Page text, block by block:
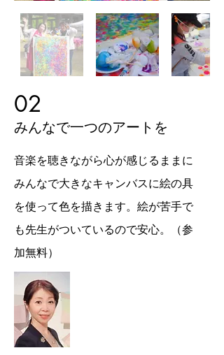
02
みんなで一つのアートを
音楽を聴きながら心が感じる ままに
みんなで大きなキャンバスに絵の具
を使って色を描きます。絵が苦手で
も先生がついているので安心。（参
加無料）